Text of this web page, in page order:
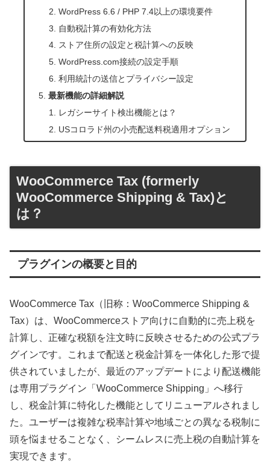
WordPress 6.6 / PHP 7.4以上の環境要件
自動税計算の有効化方法
ストア住所の設定と税計算への反映
WordPress.com接続の設定手順
利用統計の送信とプライバシー設定
最新機能の詳細解説
レガシーサイト検出機能とは？
USコロラド州の小売配送料税適用オプション
WooCommerce Tax (formerly
WooCommerce Shipping & Tax)と
は？
プラグインの概要と目的
WooCommerce Tax（旧称：WooCommerce Shipping &
Tax）は、WooCommerceストア向けに自動的に売上税を
計算し、正確な税額を注文時に反映させるための公式プラ
グインです。これまで配送と税金計算を一体化した形で提
供されていましたが、最近のアップデートにより配送機能
は専用プラグイン「WooCommerce Shipping」へ移行
し、税金計算に特化した機能としてリニューアルされまし
た。ユーザーは複雑な税率計算や地域ごとの異なる税制に
頭を悩ませることなく、シームレスに売上税の自動計算を
実現できます。